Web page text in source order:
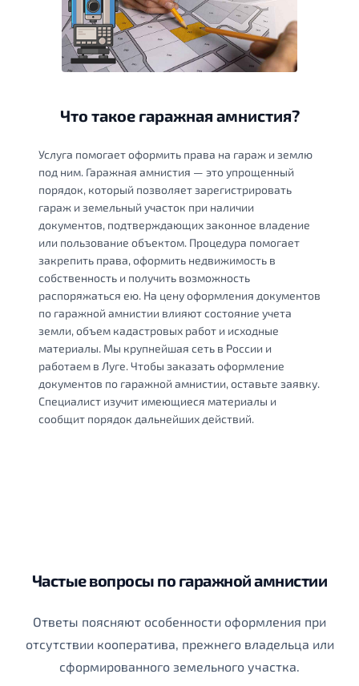
Что такое гаражная амнистия?
Услуга помогает оформить права на гараж и землю
под ним. Гаражная амнистия — это упрощенный
порядок, который позволяет зарегистрировать
гараж и земельный участок при наличии
документов, подтверждающих законное владение
или пользование объектом. Процедура помогает
закрепить права, оформить недвижимость в
собственность и получить возможность
распоряжаться ею. На цену оформления документов
по гаражной амнистии влияют состояние учета
земли, объем кадастровых работ и исходные
материалы. Мы крупнейшая сеть в России и
работаем в Луге. Чтобы заказать оформление
документов по гаражной амнистии, оставьте заявку.
Специалист изучит имеющиеся материалы и
сообщит порядок дальнейших действий.
Частые вопросы по гаражной амнистии
Ответы поясняют особенности оформления при
отсутствии кооператива, прежнего владельца или
сформированного земельного участка.